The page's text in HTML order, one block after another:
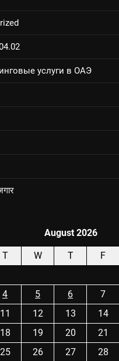
услуги в ОАЭ
August 2026
T W T F
4 5 6 7
11 12 13 14
18 19 20 21
25 26 27 28